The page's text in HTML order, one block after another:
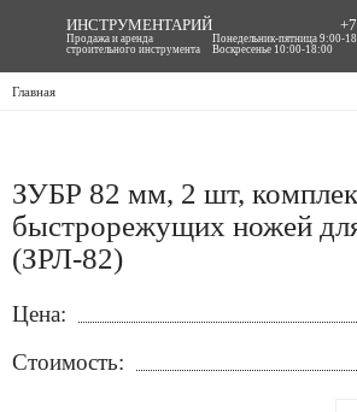
Главная
ЗУБР 82 мм, 2 шт,
быстрорежущих ножей
(ЗРЛ-82)
Цена:
Стоимость:
ИНСТРУМЕНТАРИЙ
Продажа и аренда
строительного инструмента
Понедельник-пятница 9:00-
Воскресенье 10:00-18:00